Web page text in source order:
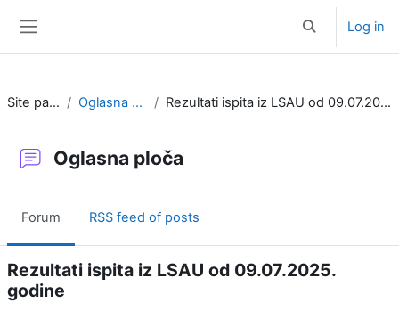
Toggle search
Log in
Site pages Oglasna ploča Rezultati ispita iz LSAU od 09.07.2025. godine
Oglasna ploča
Forum RSS feed of posts
Rezultati ispita iz LSAU od 09.07.2025.
godine